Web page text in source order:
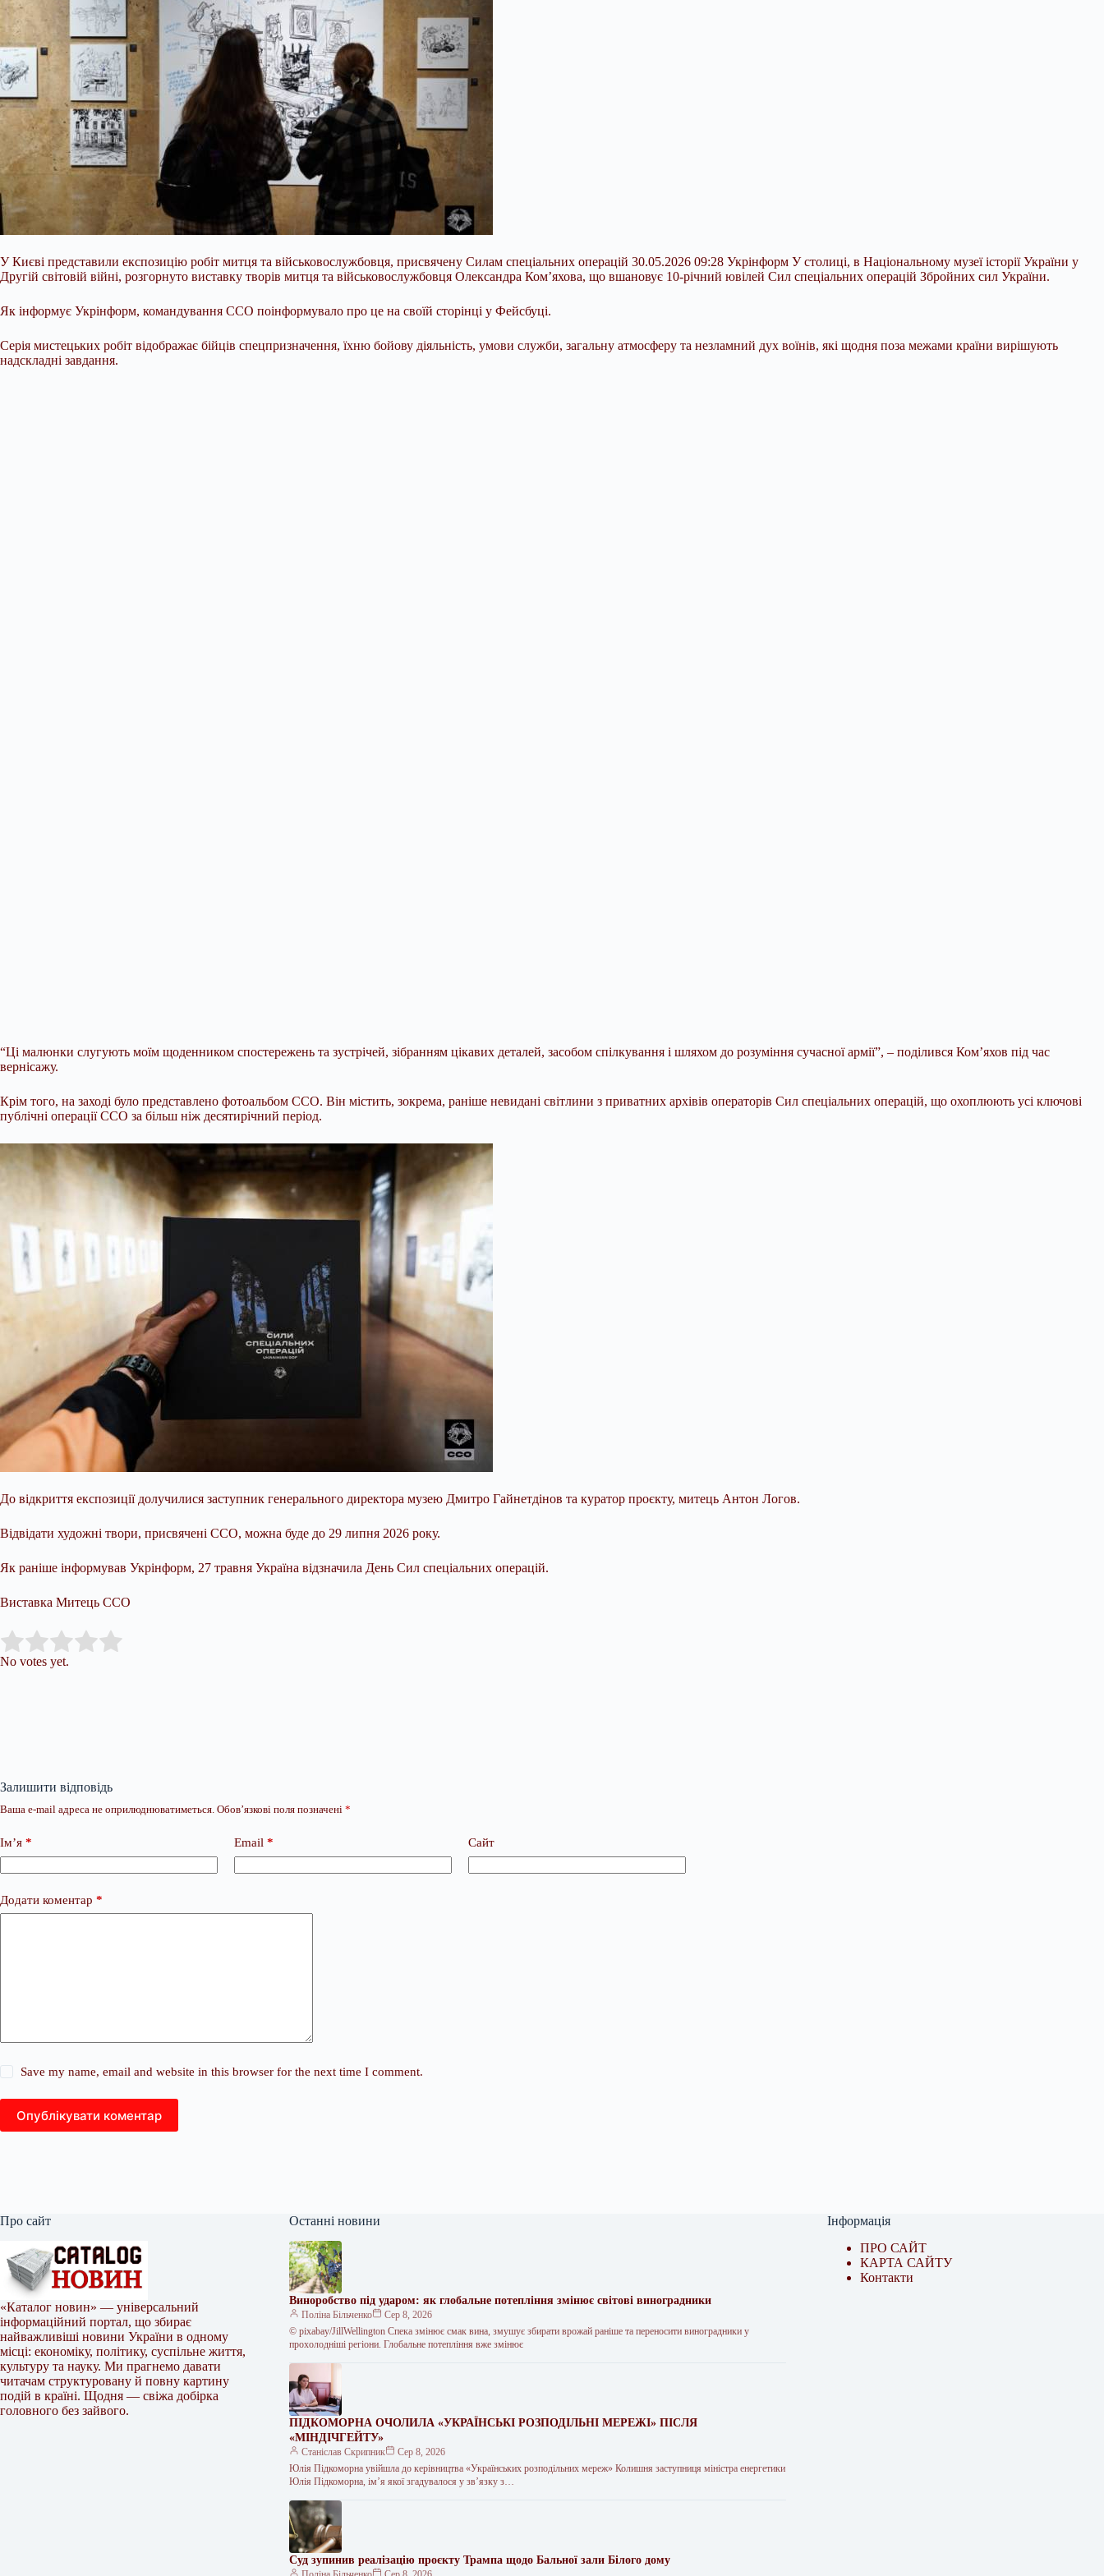
У Києві представили експозицію робіт митця та військовослужбовця, присвячену Силам спеціальних операцій 30.05.2026 09:28 Укрінформ У столиці, в Національному музеї історії України у
Другій світовій війні, розгорнуто виставку творів митця та військовослужбовця Олександра Комʼяхова, що вшановує 10-річний ювілей Сил спеціальних операцій Збройних сил України.
Як інформує Укрінформ, командування ССО поінформувало про це на своїй сторінці у Фейсбуці.
Серія мистецьких робіт відображає бійців спецпризначення, їхню бойову діяльність, умови служби, загальну атмосферу та незламний дух воїнів, які щодня поза межами країни вирішують
надскладні завдання.
“Ці малюнки слугують моїм щоденником спостережень та зустрічей, зібранням цікавих деталей, засобом спілкування і шляхом до розуміння сучасної армії”, – поділився Комʼяхов під час
вернісажу.
Крім того, на заході було представлено фотоальбом ССО. Він містить, зокрема, раніше невидані світлини з приватних архівів операторів Сил спеціальних операцій, що охоплюють усі ключові
публічні операції ССО за більш ніж десятирічний період.
До відкриття експозиції долучилися заступник генерального директора музею Дмитро Гайнетдінов та куратор проєкту, митець Антон Логов.
Відвідати художні твори, присвячені ССО, можна буде до 29 липня 2026 року.
Як раніше інформував Укрінформ, 27 травня Україна відзначила День Сил спеціальних операцій.
Виставка Митець ССО
Rate this item:
No votes yet.
Залишити відповідь
Ваша e-mail адреса не оприлюднюватиметься. Обов’язкові поля позначені *
Ім’я * Email * Сайт
Додати коментар *
Save my name, email and website in this browser for the next time I comment.
Опублікувати коментар
Про сайт
«Каталог новин» — універсальний
інформаційний портал, що збирає
найважливіші новини України в одному
місці: економіку, політику, суспільне життя,
культуру та науку. Ми прагнемо давати
читачам структуровану й повну картину
подій в країні. Щодня — свіжа добірка
головного без зайвого.
Останні новини
Виноробство під ударом: як глобальне потепління змінює світові виноградники
Поліна Більченко
Сер 8, 2026
© pixabay/JillWellington Спека змінює смак вина, змушує збирати врожай раніше та переносити виноградники у
прохолодніші регіони. Глобальне потепління вже змінює
ПІДКОМОРНА ОЧОЛИЛА «УКРАЇНСЬКІ РОЗПОДІЛЬНІ МЕРЕЖІ» ПІСЛЯ
«МІНДІЧГЕЙТУ»
Станіслав Скрипник
Сер 8, 2026
Юлія Підкоморна увійшла до керівництва «Українських розподільних мереж» Колишня заступниця міністра енергетики
Юлія Підкоморна, ім’я якої згадувалося у зв’язку з…
Суд зупинив реалізацію проєкту Трампа щодо Бальної зали Білого дому
Інформація
ПРО САЙТ
КАРТА САЙТУ
Контакти